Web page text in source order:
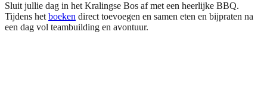
Sluit jullie dag in het Kralingse Bos af met een heerlijke BBQ.
Tijdens het boeken direct toevoegen en samen eten en bijpraten na
een dag vol teambuilding en avontuur.